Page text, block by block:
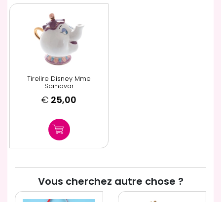
Tirelire Disney Mme
Samovar
€ 25,00
Vous cherchez autre chose ?